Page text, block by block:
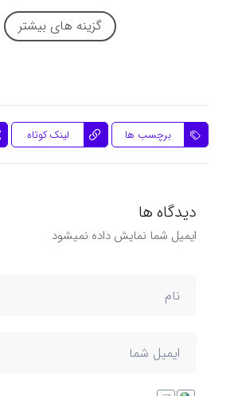
گزینه های بیشتر
برچسب ها لینک کوتاه
دیدگاه ها
ایمیل شما نمایش داده نمیشود